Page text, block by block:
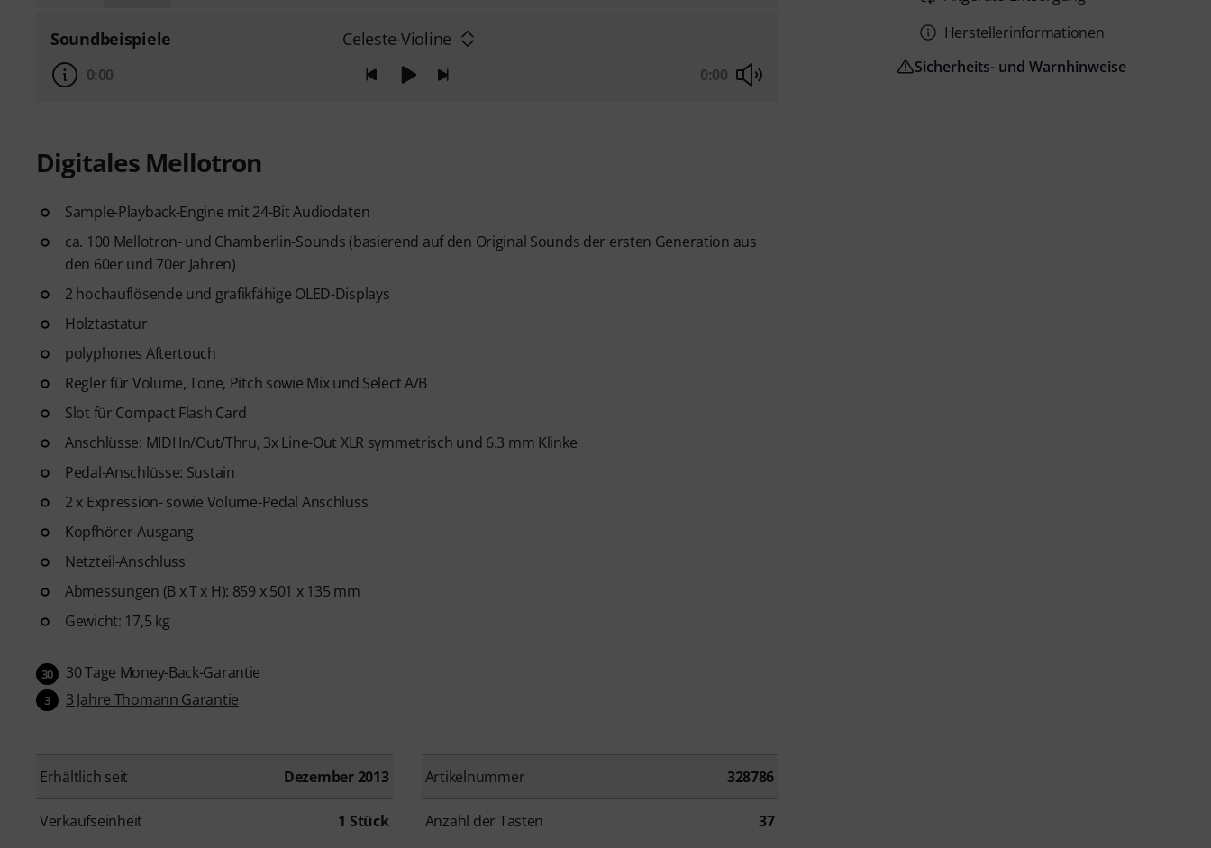
Soundbeispiele Celeste-Violine
0:00 0:00
Digitales Mellotron
Sample-Playback-Engine mit 24-Bit Audiodaten
ca. 100 Mellotron- und Chamberlin-Sounds (basierend auf den Original Sounds der ersten Generation aus
den 60er und 70er Jahren)
2 hochauflösende und grafikfähige OLED-Displays
Holztastatur
polyphones Aftertouch
Regler für Volume, Tone, Pitch sowie Mix und Select A/B
Slot für Compact Flash Card
Anschlüsse: MIDI In/Out/Thru, 3x Line-Out XLR symmetrisch und 6.3 mm Klinke
Pedal-Anschlüsse: Sustain
2 x Expression- sowie Volume-Pedal Anschluss
Kopfhörer-Ausgang
Netzteil-Anschluss
Abmessungen (B x T x H): 859 x 501 x 135 mm
Gewicht: 17,5 kg
30 30 Tage Money-Back-Garantie
3 3 Jahre Thomann Garantie
Erhältlich seit Dezember 2013 Artikelnummer 328786
Verkaufseinheit 1 Stück Anzahl der Tasten 37
Herstellerinformationen
Sicherheits- und Warnhinweise